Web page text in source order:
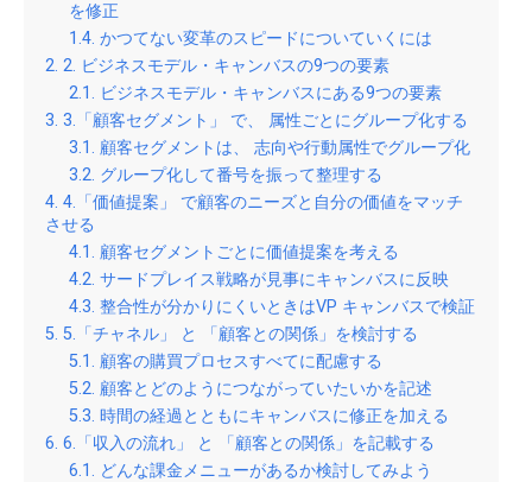
を修正
かつてない変革のスピードについていくには
2. ビジネスモデル・キャンバスの9つの要素
ビジネスモデル・キャンバスにある9つの要素
3.「顧客セグメント」 で、 属性ごとにグループ化する
顧客セグメントは、 志向や行動属性でグループ化
グループ化して番号を振って整理する
4.「価値提案」 で顧客のニーズと自分の価値をマッチ
させる
顧客セグメントごとに価値提案を考える
サードプレイス戦略が見事にキャンバスに反映
整合性が分かりにくいときはVP キャンバスで検証
5.「チャネル」 と 「顧客との関係」を検討する
顧客の購買プロセスすべてに配慮する
顧客とどのようにつながっていたいかを記述
時間の経過とともにキャンバスに修正を加える
6.「収入の流れ」 と 「顧客との関係」を記載する
どんな課金メニューがあるか検討してみよう